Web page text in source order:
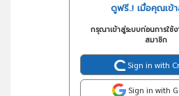
ดูฟรี..! เมื่อคุณเข้า
กรุณาเข้าสู่ระบบก่อนการใช้
สมาชิก
Sign in with
Sign in with